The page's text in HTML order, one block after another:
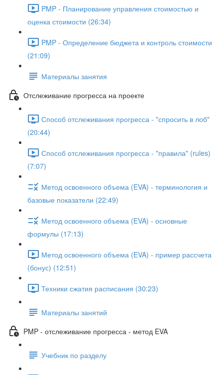
PMP - Планирование управления стоимостью и
оценка стоимости (26:34)
PMP - Определение бюджета и контроль стоимости
(21:09)
Материалы занятия
Отслеживание прогресса на проекте
Способ отслеживания прогресса - "спросить в лоб"
(20:44)
Способ отслеживания прогресса - "правила" (rules)
(7:07)
Метод освоенного объема (EVA) - терминология и
базовые показатели (22:49)
Метод освоенного объема (EVA) - основные
формулы (17:13)
Метод освоенного объема (EVA) - пример рассчета
(бонус) (12:51)
Техники сжатия расписания (30:23)
Материалы занятий
PMP - отслеживание прогресса - метод EVA
Учебник по разделу